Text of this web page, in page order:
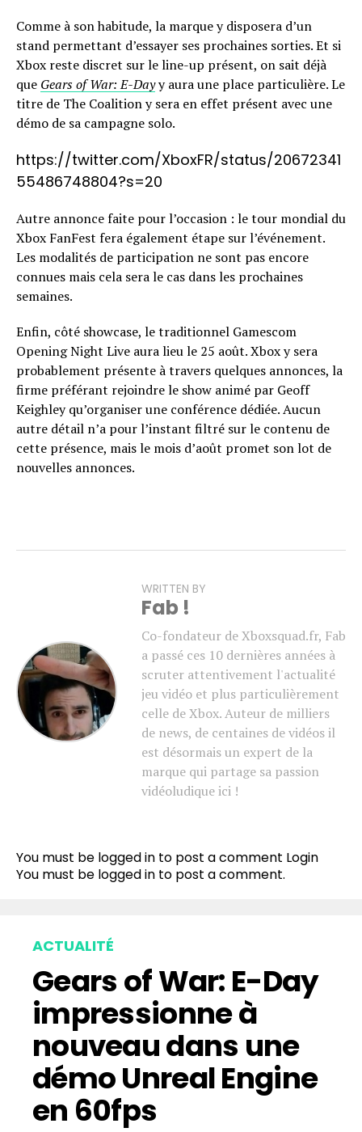
Comme à son habitude, la marque y disposera d’un
stand permettant d’essayer ses prochaines sorties. Et si
Xbox reste discret sur le line-up présent, on sait déjà
que Gears of War: E-Dayy aura une place particulière. Le
titre de The Coalition y sera en effet présent avec une
démo de sa campagne solo.
https://twitter.com/XboxFR/status/20672341
55486748804?s=20
Autre annonce faite pour l’occasion : le tour mondial du
Xbox FanFest fera également étape sur l’événement.
Les modalités de participation ne sont pas encore
connues mais cela sera le cas dans les prochaines
semaines.
Enfin, côté showcase, le traditionnel Gamescom
Opening Night Live aura lieu le 25 août. Xbox y sera
probablement présente à travers quelques annonces, la
firme préférant rejoindre le show animé par Geoff
Keighley qu’organiser une conférence dédiée. Aucun
autre détail n’a pour l’instant filtré sur le contenu de
cette présence, mais le mois d’août promet son lot de
nouvelles annonces.
WRITTEN BY
Fab !
Co-fondateur de Xboxsquad.fr, Fab
a passé ces 10 dernières années à
scruter attentivement l'actualité
jeu vidéo et plus particulièrement
celle de Xbox. Auteur de milliers
de news, de centaines de vidéos il
est désormais un expert de la
marque qui partage sa passion
vidéoludique ici !
You must be logged in to post a comment Login
You must be logged in to post a comment.
ACTUALITÉ
Gears of War: E-Day
impressionne à
nouveau dans une
démo Unreal Engine
en 60fps